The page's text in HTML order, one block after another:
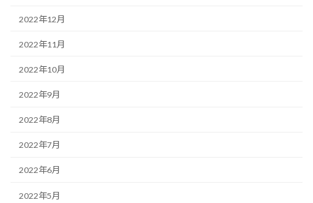
2022年12月
2022年11月
2022年10月
2022年9月
2022年8月
2022年7月
2022年6月
2022年5月